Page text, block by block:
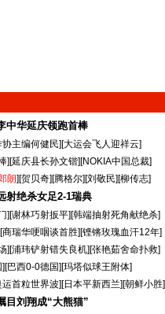
中华延庆领跑首棒
协主编何健民][大运会飞人迎祥云]
][延庆县长孙文锴][NOKIA中国总裁]
朗][贺贝奇][腾格尔][刘敬民][柳传志]
射绝杀女足2-1瑞典
][谢林巧射扳平][韩端抽射死角献绝杀]
商瑞华哽咽谈首胜][铿锵玫瑰血汗12年]
][浦玮铲射错失良机][张艳茹舍命扑救]
][巴西0-0德国][玛塔似球王附体]
运首粒世界波][日本平新西兰][朝鲜小胜]
目刘翔成“大熊猫”